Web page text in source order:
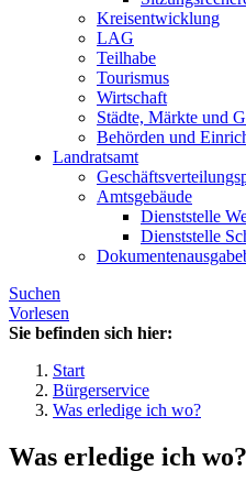
Kreisentwicklung
LAG
Teilhabe
Tourismus
Wirtschaft
Städte, Märkte und
Behörden und
Landratsamt
Amtsgebäude
Dienststelle
Dienststelle
Suchen
Vorlesen
Sie befinden sich hier:
Start
Bürgerservice
Was erledige ich wo?
Was erledige ich wo?